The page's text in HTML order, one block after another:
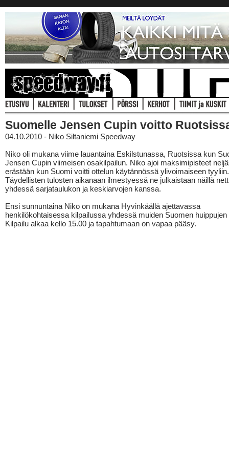
Suomelle Jensen Cupin voitto
04.10.2010 - Niko Siltaniemi Speedway
Niko oli mukana viime lauantaina Eskilstunassa, Ruotsissa kun
Jensen Cupin viimeisen osakilpailun. Niko ajoi maksimipisteet
erästään kun Suomi voitti ottelun käytännössä ylivoimaiseen tyyliin.
Täydellisten tulosten aikanaan ilmestyessä ne julkaistaan näillä
yhdessä sarjataulukon ja keskiarvojen kanssa.
Ensi sunnuntaina Niko on mukana Hyvinkäällä ajettavassa
henkilökohtaisessa kilpailussa yhdessä muiden Suomen
Kilpailu alkaa kello 15.00 ja tapahtumaan on vapaa pääsy.